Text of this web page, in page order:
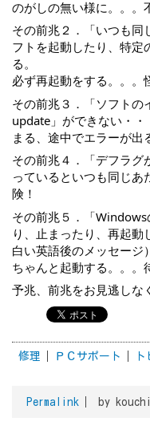
のがしの無い様に。。。
その前兆２．「いつも同
フトを起動したり、特定
る。
必ず再起動をする。。。
その前兆３．「ソフト
update」ができない・
まる、途中でエラーが出
その前兆４．「デフラグ
っているといつも同じ
険！
その前兆５．「
り、止まったり、再起動
白い英語後のメッセージ
ちゃんと起動する。。。
予兆、前兆をお見逃しな
修理 ＰＣサポート
Permalink by